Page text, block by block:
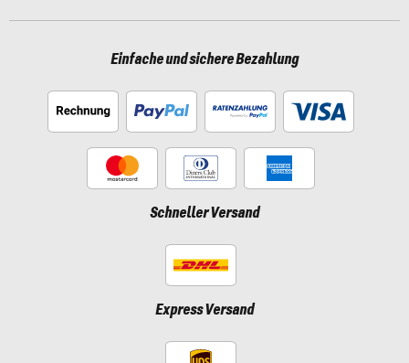
Einfache und sichere Bezahlung
Schneller Versand
Express Versand